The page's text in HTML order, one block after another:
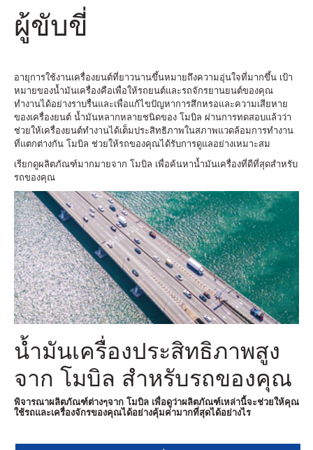
ผู้ขับขี่
อายุการใช้งานเครื่องยนต์ที่ยาวนานขึ้นหมายถึงความอุ่นใจที่มากขึ้น เป้า
หมายของน้ำมันเครื่องคือเพื่อให้รถยนต์และรถจักรยานยนต์ของคุณ
ทำงานได้อย่างราบรื่นและเพื่อแก้ไขปัญหาการสึกหรอและความเสียหาย
ของเครื่องยนต์ น้ำมันหลากหลายชนิดของ โมบิล ผ่านการทดสอบแล้วว่า
ช่วยให้เครื่องยนต์ทำงานได้เต็มประสิทธิภาพในสภาพแวดล้อมการทำงาน
ที่แตกต่างกัน โมบิล ช่วยให้รถของคุณได้รับการดูแลอย่างเหมาะสม
เรียกดูผลิตภัณฑ์มากมายจาก โมบิล เพื่อค้นหาน้ำมันเครื่องที่ดีที่สุดสำหรับ
รถของคุณ
น้ำมันเครื่องประสิทธิภาพสูง
จาก โมบิล สำหรับรถของคุณ
พิจารณาผลิตภัณฑ์ต่างๆจาก โมบิล เพื่อดูว่าผลิตภัณฑ์เหล่านี้จะช่วยให้คุณ
ใช้รถและเครื่องจักรของคุณได้อย่างคุ้มค่ามากที่สุดได้อย่างไร